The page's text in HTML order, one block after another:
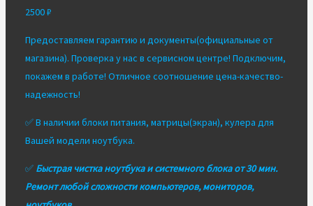
2500₽
Предоставляем гарантию и документы(официальные от
магазина). Проверка у нас в сервисном центре! Подключим,
покажем в работе! Отличное соотношение цена-качество-
надежность!
✅ В наличии блоки питания, матрицы(экран), кулера для
Вашей модели ноутбука.
✅ Быстрая чистка ноутбука и системного блока от 30 мин.
Ремонт любой сложности компьютеров, мониторов,